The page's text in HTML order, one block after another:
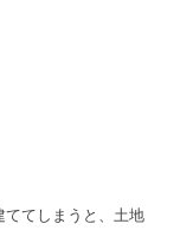
ててしまうと、土地